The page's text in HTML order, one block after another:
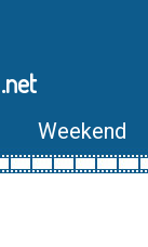
.net
Weekend